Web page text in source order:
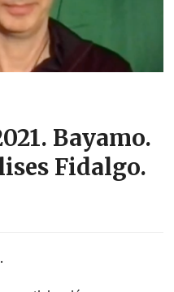
Bayamo.
Fidalgo.